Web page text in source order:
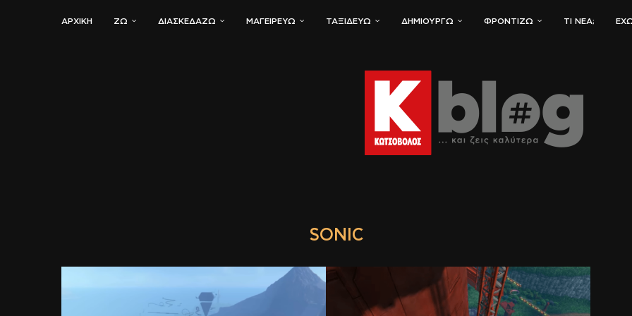
ΑΡΧΙΚΗ ΖΏ ΔΙΑΣΚΕΔΆΖΩ ΜΑΓΕΙΡΕΎΩ ΤΑΞΙΔΕΎΩ ΔΗΜΙΟΥΡΓΏ ΦΡΟΝΤΊΖΩ ΤΙ ΝΈΑ;
SONIC